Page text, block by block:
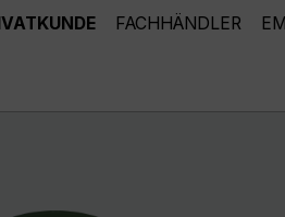
FACHHÄNDLER